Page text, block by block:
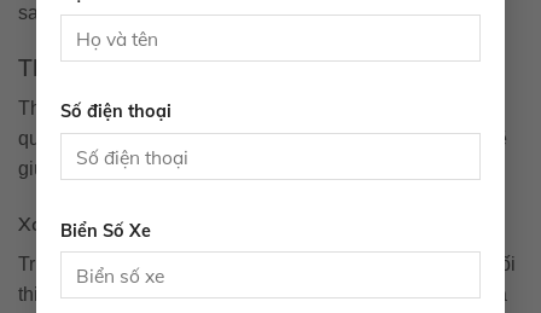
Số điện thoại
Biển Số Xe
sau này.
Thương lượng giá cả hợp lý
Thương lượng giá cả là một phần không thể thiếu trong
quá trình thu đổi xe cũ. Biết cách thương lượng hợp lý sẽ
giúp bạn đạt được sự hài lòng tối đa trong giao dịch.
Xác định ngưỡng giá
Trước khi bắt đầu thương lượng, hãy xác định mức giá tối
thiểu mà bạn chấp nhận. Cùng với đó, hãy tham khảo giá